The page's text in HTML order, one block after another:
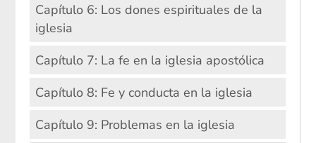
Capítulo 6: Los dones espirituales de la
iglesia
Capítulo 7: La fe en la iglesia apostólica
Capítulo 8: Fe y conducta en la iglesia
Capítulo 9: Problemas en la iglesia